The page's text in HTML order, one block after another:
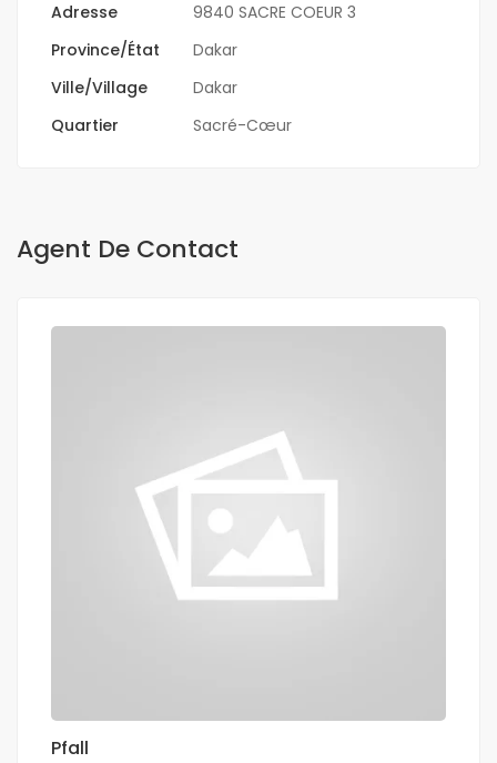
Adresse
9840 SACRE COEUR 3
Province/État
Dakar
Ville/Village
Dakar
Quartier
Sacré-Cœur
Agent De Contact
Pfall